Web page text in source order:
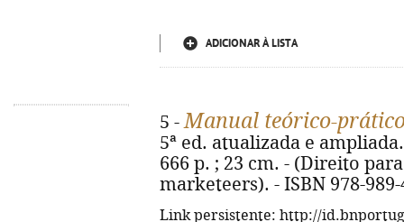
ADICIONAR À LISTA
5 -Manual teórico-
5ª ed. atualizada e
666 p. ; 23 cm. - (Direito
marketeers). - ISBN 978-989-
Link persistente: http://